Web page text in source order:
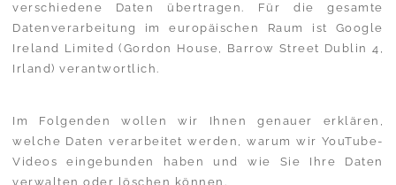
verschiedene Daten übertragen. Für die gesamte
Datenverarbeitung im europäischen Raum ist Google
Ireland Limited (Gordon House, Barrow Street Dublin 4,
Irland) verantwortlich.
Im Folgenden wollen wir Ihnen genauer erklären,
welche Daten verarbeitet werden, warum wir YouTube-
Videos eingebunden haben und wie Sie Ihre Daten
verwalten oder löschen können.